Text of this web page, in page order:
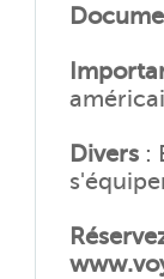
Divers :